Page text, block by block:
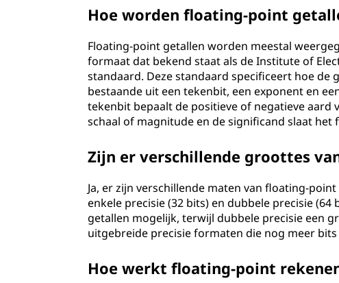
Hoe worden floating-point
Floating-point getallen worden meestal
formaat dat bekend staat als de Institute of
standaard. Deze standaard specificeert hoe
bestaande uit een tekenbit, een exponent en
tekenbit bepaalt de positieve of negatieve
schaal of magnitude en de significand slaat het
Zijn er verschillende groottes
Ja, er zijn verschillende maten van floating-
enkele precisie (32 bits) en dubbele precisie
getallen mogelijk, terwijl dubbele precisie een
uitgebreide precisie formaten die nog meer
Hoe werkt floating-point